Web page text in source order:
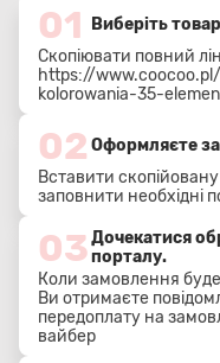
01
Виберіть
Скопіювати повний
https://
kolorowania-35-
02 Оформляєте
Вставити
заповнити необхідні
03Дочекатися
порталу.
Коли замовлення
Ви отримаєте
передоплату на
вайбер